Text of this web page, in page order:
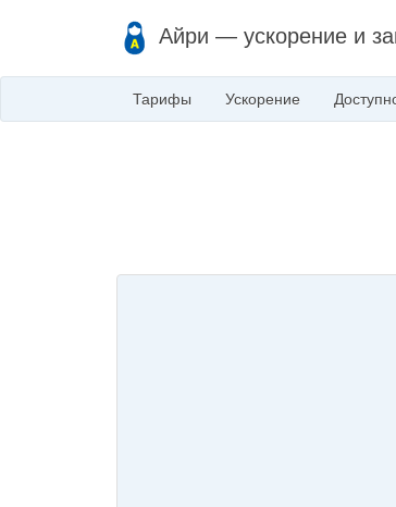
Айри — ускорение и
Тарифы Ускорение